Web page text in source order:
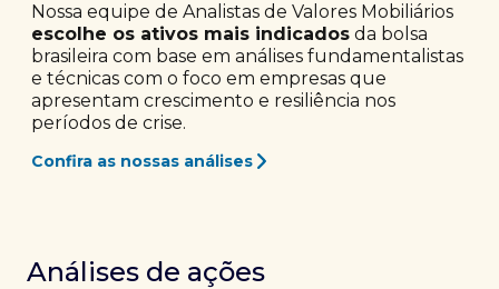
Nossa equipe de Analistas de Valores Mobiliários
escolhe os ativos mais indicados da bolsa
brasileira com base em análises fundamentalistas
e técnicas com o foco em empresas que
apresentam crescimento e resiliência nos
períodos de crise.
Confira as nossas análises
Análises de ações